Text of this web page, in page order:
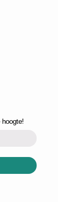
hoogte!